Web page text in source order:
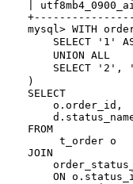
|
mysql> WITH
SELECT '1'
    UNION ALL
SELECT '2', '
)
SELECT
    o.order_id,
FROM
     t_order o
JOIN
ON